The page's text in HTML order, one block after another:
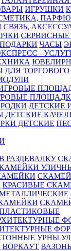
ИГРУШКИ
ЧАСЫ
-
ТОРГОВОГО
ДЕТСКИЕ
ДЕТСКИЕ
ДЕТСКИЕ
РАЗДЕВАЛКУ
КРАСИВЫЕ
УРНЫ
ВОРКАУТ